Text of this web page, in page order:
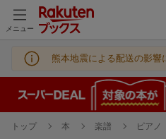
メニュー
熊本地震による配送の影響
トップ 本 楽譜 ピアノ